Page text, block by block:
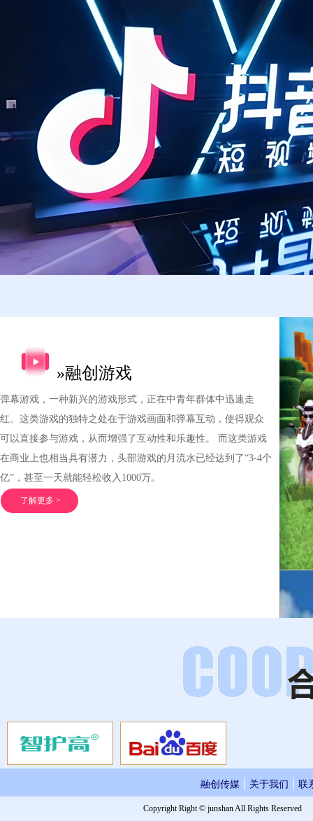
»融创游戏
弹幕游戏，一种新兴的游戏形式，正在中青年群体中迅速走
红。这类游戏的独特之处在于游戏画面和弹幕互动，使得观众
可以直接参与游戏，从而增强了互动性和乐趣性。 而这类游戏
在商业上也相当具有潜力，头部游戏的月流水已经达到了“3-4个
亿”，甚至一天就能轻松收入1000万。
了解更多 >
融创传媒 | 关于我们 | 联
Copyright Right © junshan All Rights Reserved